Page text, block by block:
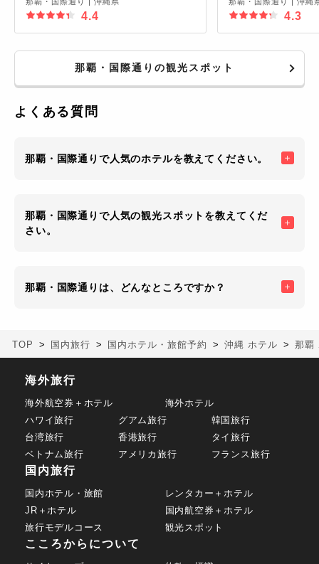
4.4 4.3
那覇・国際通りの観光スポット
よくある質問
那覇・国際通りで人気のホテルを教えてください。
那覇・国際通りで人気の観光スポットを教えてくだ
さい。
那覇・国際通りは、どんなところですか？
TOP 国内旅行 国内ホテル・旅館予約 沖縄 ホテル 那覇
海外旅行
海外航空券＋ホテル
海外ホテル
ハワイ旅行
グアム旅行
韓国旅行
台湾旅行
香港旅行
タイ旅行
ベトナム旅行
アメリカ旅行 フランス旅行
国内旅行
国内ホテル・旅館
レンタカー＋ホテル
JR＋ホテル
国内航空券＋ホテル
旅行モデルコース
観光スポット
こころからについて